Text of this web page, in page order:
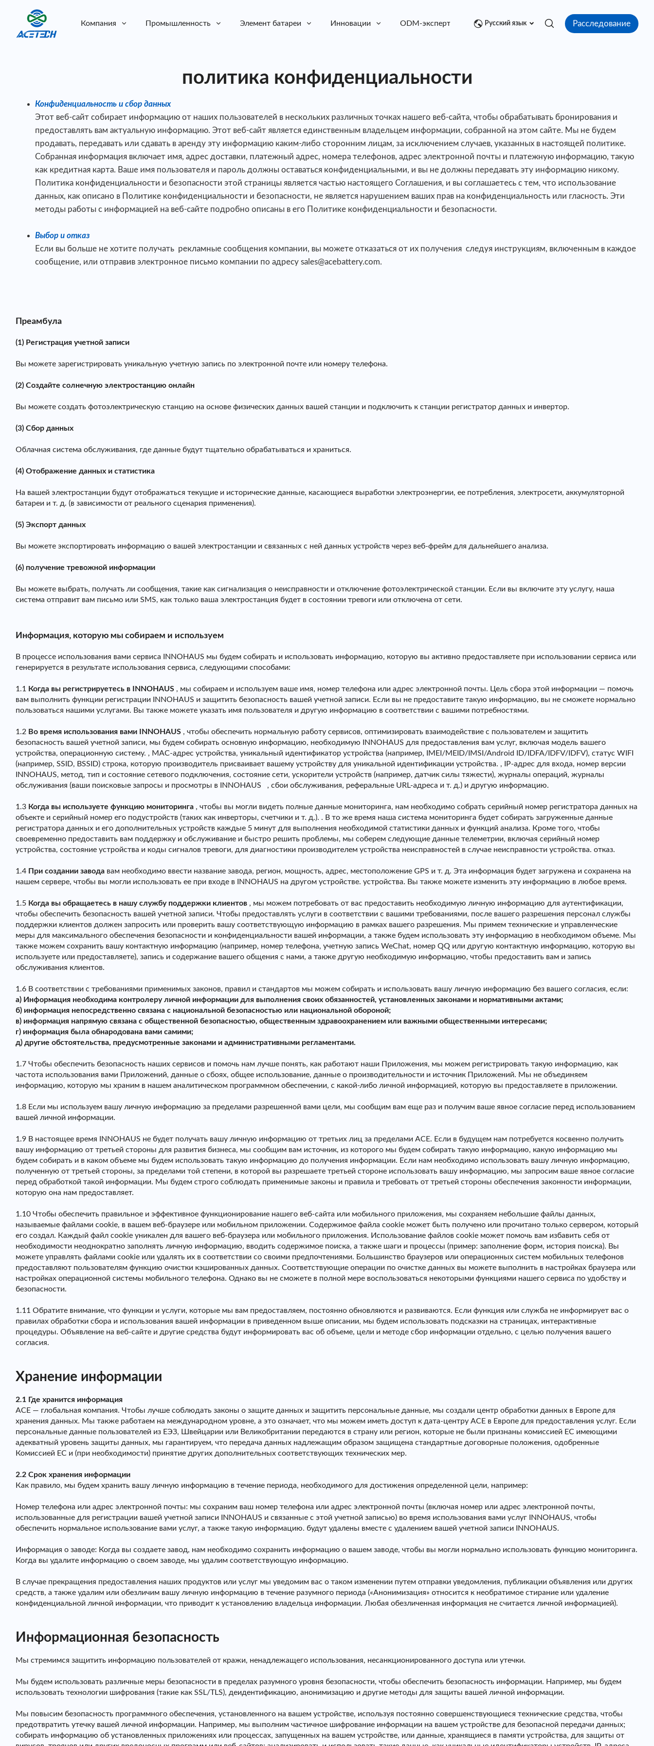
Компания Промышленность Элемент батареи Инновации ODM-эксперт Медиа центр Контакт
Русский язык Расследование
политика конфиденциальности
Конфиденциальность и сбор данных
Этот веб-сайт собирает информацию от наших пользователей в нескольких различных точках нашего веб-сайта, чтобы обрабатывать бронирования и
предоставлять вам актуальную информацию. Этот веб-сайт является единственным владельцем информации, собранной на этом сайте. Мы не будем
продавать, передавать или сдавать в аренду эту информацию каким-либо сторонним лицам, за исключением случаев, указанных в настоящей политике.
Собранная информация включает имя, адрес доставки, платежный адрес, номера телефонов, адрес электронной почты и платежную информацию, такую
как кредитная карта. Ваше имя пользователя и пароль должны оставаться конфиденциальными, и вы не должны передавать эту информацию никому.
Политика конфиденциальности и безопасности этой страницы является частью настоящего Соглашения, и вы соглашаетесь с тем, что использование
данных, как описано в Политике конфиденциальности и безопасности, не является нарушением ваших прав на конфиденциальность или гласность. Эти
методы работы с информацией на веб-сайте подробно описаны в его Политике конфиденциальности и безопасности.
Выбор и отказ
Если вы больше не хотите получать рекламные сообщения компании, вы можете отказаться от их получения следуя инструкциям, включенным в каждое
сообщение, или отправив электронное письмо компании по адресу sales@acebattery.com.
Преамбула
(1) Регистрация учетной записи
Вы можете зарегистрировать уникальную учетную запись по электронной почте или номеру телефона.
(2) Создайте солнечную электростанцию ​​онлайн
Вы можете создать фотоэлектрическую станцию ​​на основе физических данных вашей станции и подключить к станции регистратор данных и инвертор.
(3) Сбор данных
Облачная система обслуживания, где данные будут тщательно обрабатываться и храниться.
(4) Отображение данных и статистика
На вашей электростанции будут отображаться текущие и исторические данные, касающиеся выработки электроэнергии, ее потребления, электросети, аккумуляторной
батареи и т. д. (в зависимости от реального сценария применения).
(5) Экспорт данных
Вы можете экспортировать информацию о вашей электростанции и связанных с ней данных устройств через веб-фрейм для дальнейшего анализа.
(6) получение тревожной информации
Вы можете выбрать, получать ли сообщения, такие как сигнализация о неисправности и отключение фотоэлектрической станции. Если вы включите эту услугу, наша
система отправит вам письмо или SMS, как только ваша электростанция будет в состоянии тревоги или отключена от сети.
Информация, которую мы собираем и используем
В процессе использования вами сервиса INNOHAUS мы будем собирать и использовать информацию, которую вы активно предоставляете при использовании сервиса или
генерируется в результате использования сервиса, следующими способами:
1.1 Когда вы регистрируетесь в INNOHAUS , мы собираем и используем ваше имя, номер телефона или адрес электронной почты. Цель сбора этой информации — помочь
вам выполнить функции регистрации INNOHAUS и защитить безопасность вашей учетной записи. Если вы не предоставите такую ​​информацию, вы не сможете нормально
пользоваться нашими услугами. Вы также можете указать имя пользователя и другую информацию в соответствии с вашими потребностями.
1.2 Во время использования вами INNOHAUS , чтобы обеспечить нормальную работу сервисов, оптимизировать взаимодействие с пользователем и защитить
безопасность вашей учетной записи, мы будем собирать основную информацию, необходимую INNOHAUS для предоставления вам услуг, включая модель вашего
устройства, операционную систему. , MAC-адрес устройства, уникальный идентификатор устройства (например, IMEI/MEID/IMSI/Android ID/IDFA/IDFV/IDFV), статус WIFI
(например, SSID, BSSID) строка, которую производитель присваивает вашему устройству для уникальной идентификации устройства. , IP-адрес для входа, номер версии
INNOHAUS, метод, тип и состояние сетевого подключения, состояние сети, ускорители устройств (например, датчик силы тяжести), журналы операций, журналы
обслуживания (ваши поисковые запросы и просмотры в INNOHAUS , сбои обслуживания, реферальные URL-адреса и т. д.) и другую информацию.
1.3 Когда вы используете функцию мониторинга , чтобы вы могли видеть полные данные мониторинга, нам необходимо собрать серийный номер регистратора данных на
объекте и серийный номер его подустройств (таких как инверторы, счетчики и т. д.). . В то же время наша система мониторинга будет собирать загруженные данные
регистратора данных и его дополнительных устройств каждые 5 минут для выполнения необходимой статистики данных и функций анализа. Кроме того, чтобы
своевременно предоставить вам поддержку и обслуживание и быстро решить проблемы, мы соберем следующие данные телеметрии, включая серийный номер
устройства, состояние устройства и коды сигналов тревоги, для диагностики производителем устройства неисправностей в случае неисправности устройства. отказ.
1.4 При создании завода вам необходимо ввести название завода, регион, мощность, адрес, местоположение GPS и т. д. Эта информация будет загружена и сохранена на
нашем сервере, чтобы вы могли использовать ее при входе в INNOHAUS на другом устройстве. устройства. Вы также можете изменить эту информацию в любое время.
1.5 Когда вы обращаетесь в нашу службу поддержки клиентов , мы можем потребовать от вас предоставить необходимую личную информацию для аутентификации,
чтобы обеспечить безопасность вашей учетной записи. Чтобы предоставлять услуги в соответствии с вашими требованиями, после вашего разрешения персонал службы
поддержки клиентов должен запросить или проверить вашу соответствующую информацию в рамках вашего разрешения. Мы примем технические и управленческие
меры для максимального обеспечения безопасности и конфиденциальности вашей информации, а также будем использовать эту информацию в необходимом объеме. Мы
также можем сохранить вашу контактную информацию (например, номер телефона, учетную запись WeChat, номер QQ или другую контактную информацию, которую вы
используете или предоставляете), запись и содержание вашего общения с нами, а также другую необходимую информацию, чтобы предоставить вам и запись
обслуживания клиентов.
1.6 В соответствии с требованиями применимых законов, правил и стандартов мы можем собирать и использовать вашу личную информацию без вашего согласия, если:
а) Информация необходима контролеру личной информации для выполнения своих обязанностей, установленных законами и нормативными актами;
б) информация непосредственно связана с национальной безопасностью или национальной обороной;
в) информация напрямую связана с общественной безопасностью, общественным здравоохранением или важными общественными интересами;
г) информация была обнародована вами самими;
д) другие обстоятельства, предусмотренные законами и административными регламентами.
1.7 Чтобы обеспечить безопасность наших сервисов и помочь нам лучше понять, как работают наши Приложения, мы можем регистрировать такую ​​информацию, как
частота использования вами Приложений, данные о сбоях, общее использование, данные о производительности и источник Приложений. Мы не объединяем
информацию, которую мы храним в нашем аналитическом программном обеспечении, с какой-либо личной информацией, которую вы предоставляете в приложении.
1.8 Если мы используем вашу личную информацию за пределами разрешенной вами цели, мы сообщим вам еще раз и получим ваше явное согласие перед использованием
вашей личной информации.
1.9 В настоящее время INNOHAUS не будет получать вашу личную информацию от третьих лиц за пределами ACE. Если в будущем нам потребуется косвенно получить
вашу информацию от третьей стороны для развития бизнеса, мы сообщим вам источник, из которого мы будем собирать такую ​​информацию, какую информацию мы
будем собирать и в каком объеме мы будем использовать такую ​​информацию до получения информации. Если нам необходимо использовать вашу личную информацию,
полученную от третьей стороны, за пределами той степени, в которой вы разрешаете третьей стороне использовать вашу информацию, мы запросим ваше явное согласие
перед обработкой такой информации. Мы будем строго соблюдать применимые законы и правила и требовать от третьей стороны обеспечения законности информации,
которую она нам предоставляет.
1.10 Чтобы обеспечить правильное и эффективное функционирование нашего веб-сайта или мобильного приложения, мы сохраняем небольшие файлы данных,
называемые файлами cookie, в вашем веб-браузере или мобильном приложении. Содержимое файла cookie может быть получено или прочитано только сервером, который
его создал. Каждый файл cookie уникален для вашего веб-браузера или мобильного приложения. Использование файлов cookie может помочь вам избавить себя от
необходимости неоднократно заполнять личную информацию, вводить содержимое поиска, а также шаги и процессы (пример: заполнение форм, история поиска). Вы
можете управлять файлами cookie или удалять их в соответствии со своими предпочтениями. Большинство браузеров или операционных систем мобильных телефонов
предоставляют пользователям функцию очистки кэшированных данных. Соответствующие операции по очистке данных вы можете выполнить в настройках браузера или
настройках операционной системы мобильного телефона. Однако вы не сможете в полной мере воспользоваться некоторыми функциями нашего сервиса по удобству и
безопасности.
1.11 Обратите внимание, что функции и услуги, которые мы вам предоставляем, постоянно обновляются и развиваются. Если функция или служба не информирует вас о
правилах обработки сбора и использования вашей информации в приведенном выше описании, мы будем использовать подсказки на страницах, интерактивные
процедуры. Объявление на веб-сайте и другие средства будут информировать вас об объеме, цели и методе сбор информации отдельно, с целью получения вашего
согласия.
Хранение информации
2.1 Где хранится информация
ACE — глобальная компания. Чтобы лучше соблюдать законы о защите данных и защитить персональные данные, мы создали центр обработки данных в Европе для
хранения данных. Мы также работаем на международном уровне, а это означает, что мы можем иметь доступ к дата-центру ACE в Европе для предоставления услуг. Если
персональные данные пользователей из ЕЭЗ, Швейцарии или Великобритании передаются в страну или регион, которые не были признаны комиссией ЕС имеющими
адекватный уровень защиты данных, мы гарантируем, что передача данных надлежащим образом защищена стандартные договорные положения, одобренные
Комиссией ЕС и (при необходимости) принятие других дополнительных соответствующих технических мер.
2.2 Срок хранения информации
Как правило, мы будем хранить вашу личную информацию в течение периода, необходимого для достижения определенной цели, например:
Номер телефона или адрес электронной почты: мы сохраним ваш номер телефона или адрес электронной почты (включая номер или адрес электронной почты,
использованные для регистрации вашей учетной записи INNOHAUS и связанные с этой учетной записью) во время использования вами услуг INNOHAUS, чтобы
обеспечить нормальное использование вами услуг, а также такую ​​информацию. будут удалены вместе с удалением вашей учетной записи INNOHAUS.
Информация о заводе: Когда вы создаете завод, нам необходимо сохранить информацию о вашем заводе, чтобы вы могли нормально использовать функцию мониторинга.
Когда вы удалите информацию о своем заводе, мы удалим соответствующую информацию.
В случае прекращения предоставления наших продуктов или услуг мы уведомим вас о таком изменении путем отправки уведомления, публикации объявления или других
средств, а также удалим или обезличим вашу личную информацию в течение разумного периода («Анонимизация» относится к необратимое стирание или удаление
конфиденциальной личной информации, что приводит к установлению владельца информации. Любая обезличенная информация не считается личной информацией).
Информационная безопасность
Мы стремимся защитить информацию пользователей от кражи, ненадлежащего использования, несанкционированного доступа или утечки.
Мы будем использовать различные меры безопасности в пределах разумного уровня безопасности, чтобы обеспечить безопасность информации. Например, мы будем
использовать технологии шифрования (такие как SSL/TLS), деидентификацию, анонимизацию и другие методы для защиты вашей личной информации.
Мы повысим безопасность программного обеспечения, установленного на вашем устройстве, используя постоянно совершенствующиеся технические средства, чтобы
предотвратить утечку вашей личной информации. Например, мы выполним частичное шифрование информации на вашем устройстве для безопасной передачи данных;
собирать информацию об установленных приложениях или процессах, запущенных на вашем устройстве, или данные, хранящиеся в памяти устройства, для защиты от